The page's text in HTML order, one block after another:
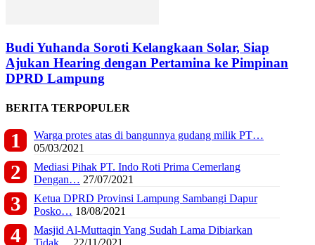
Budi Yuhanda Soroti Kelangkaan Solar, Siap
Ajukan Hearing dengan Pertamina ke Pimpinan
DPRD Lampung
BERITA TERPOPULER
Warga protes atas di bangunnya gudang milik PT…
05/03/2021
Mediasi Pihak PT. Indo Roti Prima Cemerlang
Dengan… 27/07/2021
Ketua DPRD Provinsi Lampung Sambangi Dapur
Posko… 18/08/2021
Masjid Al-Muttaqin Yang Sudah Lama Dibiarkan
Tidak… 22/11/2021